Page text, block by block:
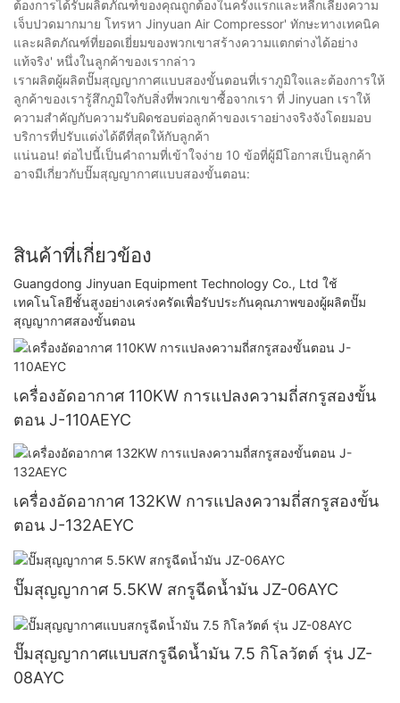
ต้องการได้รับผลิตภัณฑ์ของคุณถูกต้องในครั้งแรกและหลีกเลี่ยงความ
เจ็บปวดมากมาย โทรหา Jinyuan Air Compressor' ทักษะทางเทคนิค
และผลิตภัณฑ์ที่ยอดเยี่ยมของพวกเขาสร้างความแตกต่างได้อย่าง
แท้จริง' หนึ่งในลูกค้าของเรากล่าว
เราผลิตผู้ผลิตปั๊มสุญญากาศแบบสองขั้นตอนที่เราภูมิใจและต้องการให้
ลูกค้าของเรารู้สึกภูมิใจกับสิ่งที่พวกเขาซื้อจากเรา ที่ Jinyuan เราให้
ความสำคัญกับความรับผิดชอบต่อลูกค้าของเราอย่างจริงจังโดยมอบ
บริการที่ปรับแต่งได้ดีที่สุดให้กับลูกค้า
แน่นอน! ต่อไปนี้เป็นคำถามที่เข้าใจง่าย 10 ข้อที่ผู้มีโอกาสเป็นลูกค้า
อาจมีเกี่ยวกับปั๊มสุญญากาศแบบสองขั้นตอน:
สินค้าที่เกี่ยวข้อง
Guangdong Jinyuan Equipment Technology Co., Ltd ใช้
เทคโนโลยีชั้นสูงอย่างเคร่งครัดเพื่อรับประกันคุณภาพของผู้ผลิตปั๊ม
สุญญากาศสองขั้นตอน
เครื่องอัดอากาศ 110KW การแปลงความถี่สกรูสองขั้น
ตอน J-110AEYC
เครื่องอัดอากาศ 132KW การแปลงความถี่สกรูสองขั้น
ตอน J-132AEYC
ปั๊มสุญญากาศ 5.5KW สกรูฉีดน้ำมัน JZ-06AYC
ปั๊มสุญญากาศแบบสกรูฉีดน้ำมัน 7.5 กิโลวัตต์ รุ่น JZ-
08AYC